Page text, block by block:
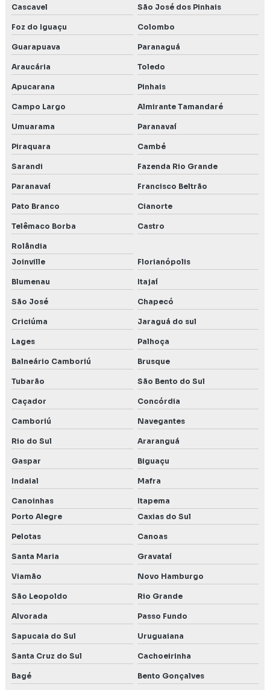
Rca relatório de controle ambiental
Relatório ambiental
Relatório ambiental em Belo Horizonte MG
Relatório de impacto ambiental rima
Relatório de impacto no patrimônio cultural
Relatório e plano de controle ambiental
Renovação de licença ambiental
Rima ambiental
Rima relatório de impacto ambiental
Serviço de autorização para intervenções ambientais
Serviço de consultoria ambiental
Serviço de ensaio de estanqueidade de condutas
Serviço de licenciamento ambiental
Serviço de precend
Serviços de engenharia ambiental
Cascavel São José dos Pinhais
Foz do Iguaçu Colombo
Guarapuava Paranaguá
Araucária Toledo
Apucarana Pinhais
Campo Largo Almirante Tamandaré
Umuarama Paranavaí
Piraquara Cambé
Sarandi Fazenda Rio Grande
Paranavaí Francisco Beltrão
Pato Branco Cianorte
Telêmaco Borba Castro
Rolândia
Joinville
Florianópolis
Blumenau Itajaí
São José Chapecó
Criciúma Jaraguá do sul
Lages Palhoça
Balneário Camboriú Brusque
Tubarão São Bento do Sul
Caçador Concórdia
Camboriú Navegantes
Rio do Sul Araranguá
Gaspar Biguaçu
Indaial Mafra
Canoinhas
Itapema
Porto Alegre
Caxias do Sul
Pelotas Canoas
Santa Maria Gravataí
Viamão Novo Hamburgo
São Leopoldo Rio Grande
Alvorada Passo Fundo
Sapucaia do Sul Uruguaiana
Santa Cruz do Sul Cachoeirinha
Bagé Bento Gonçalves